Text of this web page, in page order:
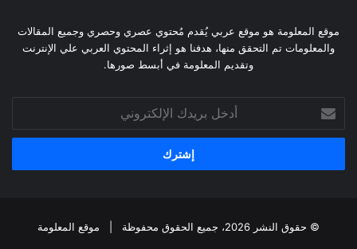
موقع المعلومة هو موقع عربي يُقدم مُحتوي عصري وحصري وجميع المقالات
والمعلومات تم التحقق منها، هدفنا هو إثراء المحتوي العربي علي الإنترنت
وتقديم المعلومة في أبسط صورها.
بريدك
الإلكتروني
© حقوق النشر 2026، جميع الحقوق محفوظة | موقع المعلومة